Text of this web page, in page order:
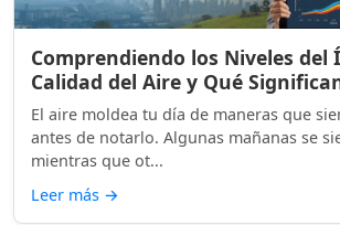
Comprendiendo los Niveles del
Calidad del Aire y Qué
El aire moldea tu día de maneras que
antes de notarlo. Algunas mañanas se
mientras que ot...
Leer más →